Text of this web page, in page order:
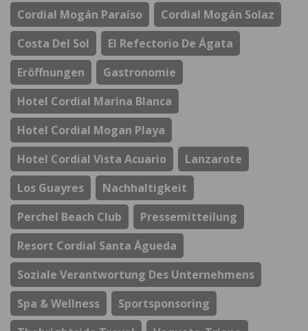
Cordial Mogán Paraíso
Cordial Mogán Solaz
Costa Del Sol
El Refectorio De Ágata
Eröffnungen
Gastronomie
Hotel Cordial Marina Blanca
Hotel Cordial Mogan Playa
Hotel Cordial Vista Acuario
Lanzarote
Los Guayres
Nachhaltigkeit
Perchel Beach Club
Pressemitteilung
Resort Cordial Santa Águeda
Soziale Verantwortung Des Unternehmens
Spa & Wellness
Sportsponsoring